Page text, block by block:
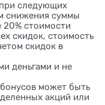
следующих
снижения суммы
20% стоимости
скидок, стоимость
скидок в
деньгами и не
может быть
акций или